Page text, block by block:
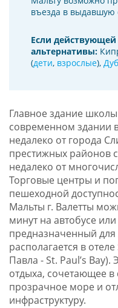
въезда в выдавшую
Если
альтернативы:
(дети, взрослые),
Главное здание
современном здании
недалеко от города
престижных районов
недалеко от
Торговые центры и
пешеходной
Мальты г. Валетты
минут на автобусе
предназначенный
располагается в
Павла - St. Paul’s
отдыха, сочетающее
прозрачное море и
инфраструктуру.